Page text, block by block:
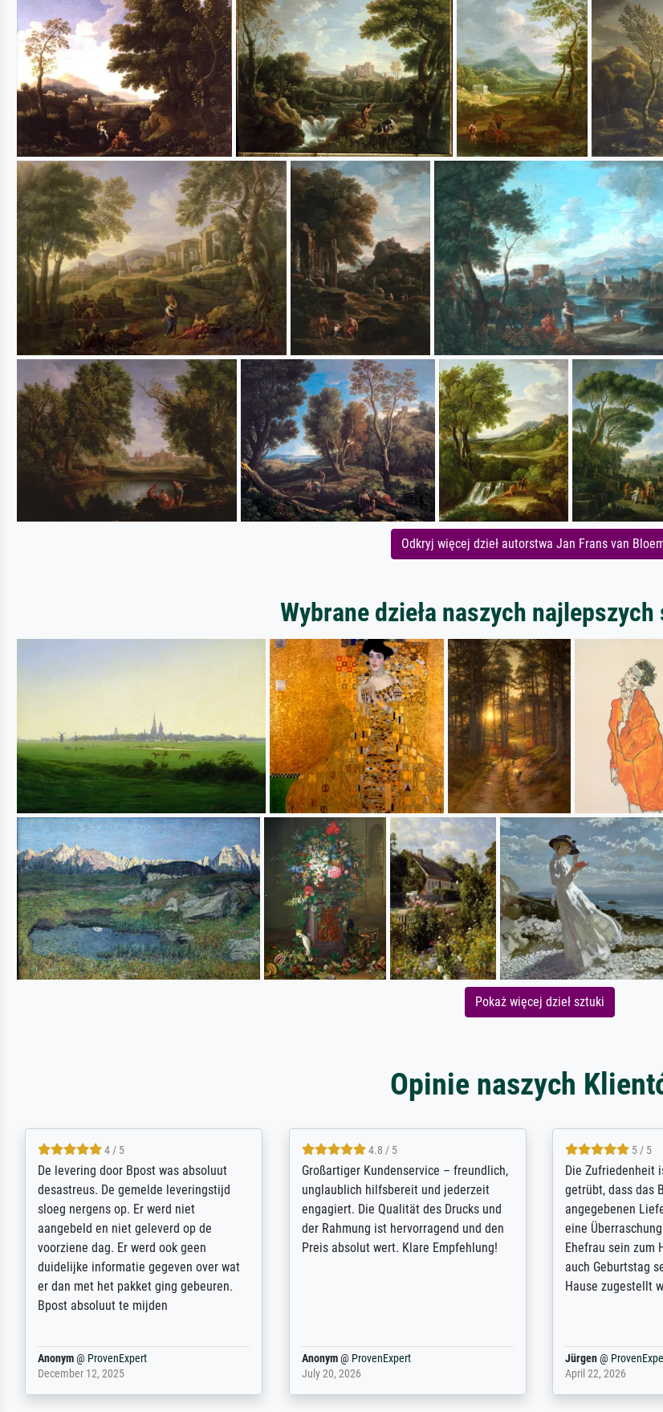
Odkryj więcej dzieł autorstwa Jan Frans van
Wybrane dzieła naszych
Pokaż więcej dzieł sztuki
Opinie naszych
5 / 5
Sehr gute Qualität des Leinwanddrucks
und des Rahmens! Unser Bild wurde
sehr sorgfältig und sicher verpackt, so
dass es unbeschadet bei uns ankam. Es
wird nicht unser letzter Meisterdruck
sein. Vielen Dank!
Reinhold,@ProvenExpert
April 22, 2026
5 / 5
Für ein Erinnerungsbuch mit der
Feldpost meines Großvaters aus dem 1.
Weltkrieg benötigte ich ein
ausdrucksvolles Bild. Das habe ich bei
Ihnen gefunden. Bei der Auswahl der
weiter. Vielen ...
Margot@ProvenExpert
February 20, 2026
4.8 / 5
Hervorragende
vieles anpassen
Randentfernung,
Kontrast und
Kontaktperson
Kunstdruck)
sehr starke
Anonym@
August 12, 2025